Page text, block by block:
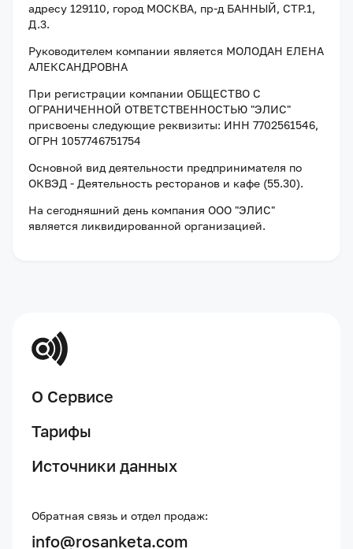
адресу 129110, город МОСКВА, пр-д БАННЫЙ, СТР.1,
Д.3.
Руководителем компании является МОЛОДАН ЕЛЕНА
АЛЕКСАНДРОВНА
При регистрации компании ОБЩЕСТВО С
ОГРАНИЧЕННОЙ ОТВЕТСТВЕННОСТЬЮ "ЭЛИС"
присвоены следующие реквизиты: ИНН 7702561546,
ОГРН 1057746751754
Основной вид деятельности предпринимателя по
ОКВЭД - Деятельность ресторанов и кафе (55.30).
На сегодняшний день компания ООО "ЭЛИС"
является ликвидированной организацией.
О Сервисе
Тарифы
Источники данных
Обратная связь и отдел продаж:
info@rosanketa.com